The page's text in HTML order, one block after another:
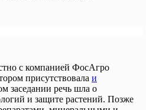
с компанией ФосАгро
присутствовала и
заседании речь шла о
и защите растений. Позже